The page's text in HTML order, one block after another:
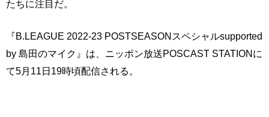
たちに注目だ。
『B.LEAGUE 2022-23 POSTSEASONスペシャルsupported
by 島田のマイク』は、ニッポン放送POSCAST STATIONに
て5月11日19時頃配信される。